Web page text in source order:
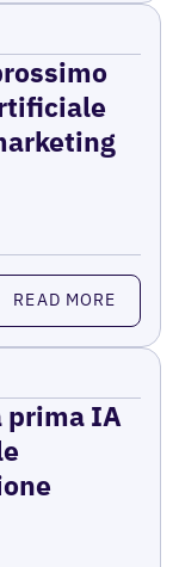
READ MORE
prima IA